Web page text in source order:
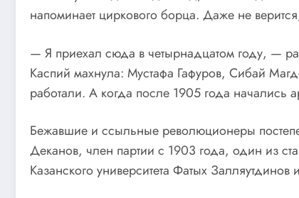
напоминает циркового борца. Даже не
— Я приехал сюда в четырнадцатом году, —
Каспий махнула: Мустафа Гафуров, Сибай
работали. А когда после 1905 года
Бежавшие и ссыльные революционеры
Деканов, член партии с 1903 года, один из
Казанского университета Фатых Залляутдинов